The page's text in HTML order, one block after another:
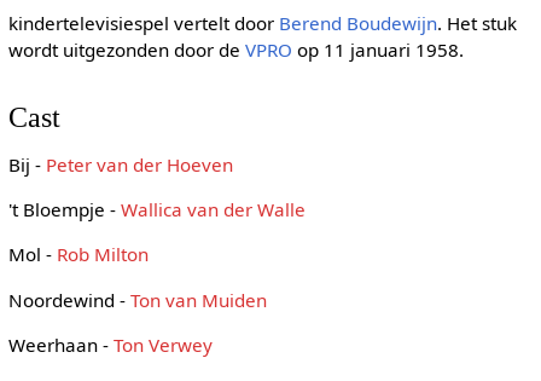
kindertelevisiespel vertelt door Berend Boudewijn. Het stuk
wordt uitgezonden door de VPRO op 11 januari 1958.
Cast
Bij - Peter van der Hoeven
't Bloempje - Wallica van der Walle
Mol - Rob Milton
Noordewind - Ton van Muiden
Weerhaan - Ton Verwey